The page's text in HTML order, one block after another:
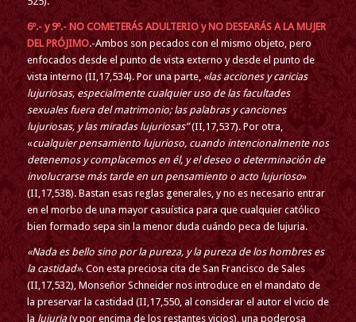
6º.- y 9º.- NO COMETERÁS ADULTERIO y NO DESEARÁS A LA MUJER
DEL PRÓJIMO.-Ambos son pecados con el mismo objeto, pero
enfocados desde el punto de vista externo y desde el punto de
vista interno (II,17,534). Por una parte, «las acciones y caricias
lujuriosas, especialmente cualquier uso de las facultades
sexuales fuera del matrimonio; las palabras y canciones
lujuriosas, y las miradas lujuriosas”(II,17,537). Por otra,
«cualquier pensamiento lujurioso, cuando intencionalmente nos
detenemos y complacemos en él, y el deseo o determinación de
involucrarse más tarde en un pensamiento o acto lujurioso»
(II,17,538). Bastan esas reglas generales, y no es necesario entrar
en el morbo de una mayor casuística para que cualquier católico
bien formado sepa sin la menor duda cuándo peca de lujuria.
«Nada es bello sino por la pureza, y la pureza de los hombres es
la castidad». Con esta preciosa cita de San Francisco de Sales
(II,17,532), Monseñor Schneider nos introduce en el mandato de
la preservar la castidad (II,17,550, al considerar el autor el vicio de
la lujuria(y por encima de los restantes vicios), una poderosa